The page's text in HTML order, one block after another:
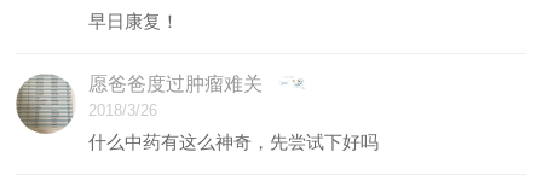
早日康复！
愿爸爸度过肿瘤难关
2018/3/26
什么中药有这么神奇，先尝试下好吗